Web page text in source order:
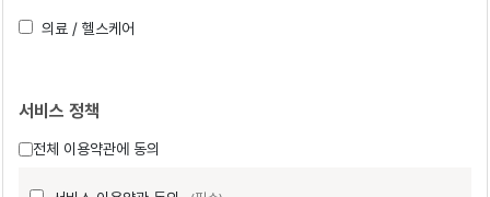
의료 / 헬스케어
서비스 정책
전체 이용약관에 동의